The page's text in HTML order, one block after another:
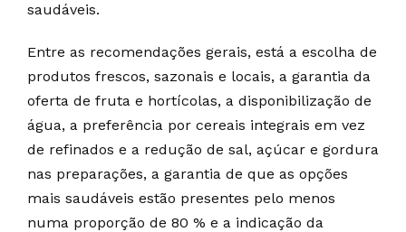
saudáveis.
Entre as recomendações gerais, está a escolha de
produtos frescos, sazonais e locais, a garantia da
oferta de fruta e hortícolas, a disponibilização de
água, a preferência por cereais integrais em vez
de refinados e a redução de sal, açúcar e gordura
nas preparações, a garantia de que as opções
mais saudáveis estão presentes pelo menos
numa proporção de 80 % e a indicação da